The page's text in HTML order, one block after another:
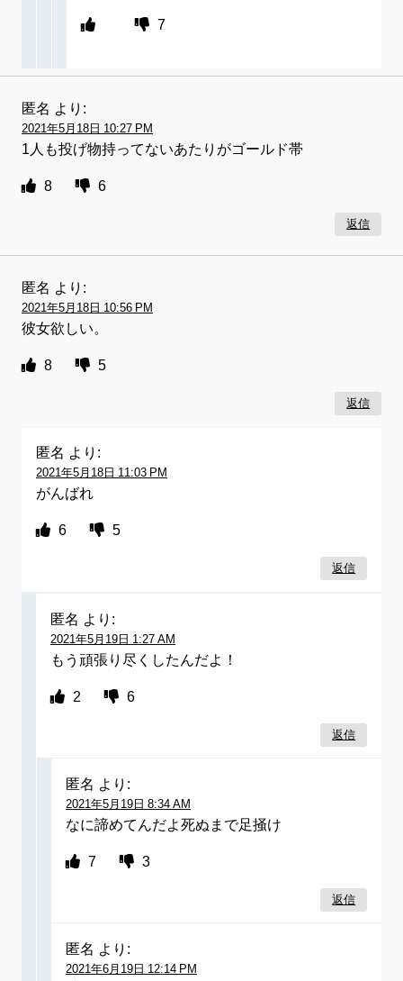
7
匿名 より:
2021年5月18日 10:27 PM
1人も投げ物持ってないあたりがゴールド帯
8 6
返信
匿名 より:
2021年5月18日 10:56 PM
彼女欲しい。
8 5
返信
匿名 より:
2021年5月18日 11:03 PM
がんばれ
6 5
返信
匿名 より:
2021年5月19日 1:27 AM
もう頑張り尽くしたんだよ！
2 6
返信
匿名 より:
2021年5月19日 8:34 AM
なに諦めてんだよ死ぬまで足掻け
7 3
返信
匿名 より:
2021年6月19日 12:14 PM